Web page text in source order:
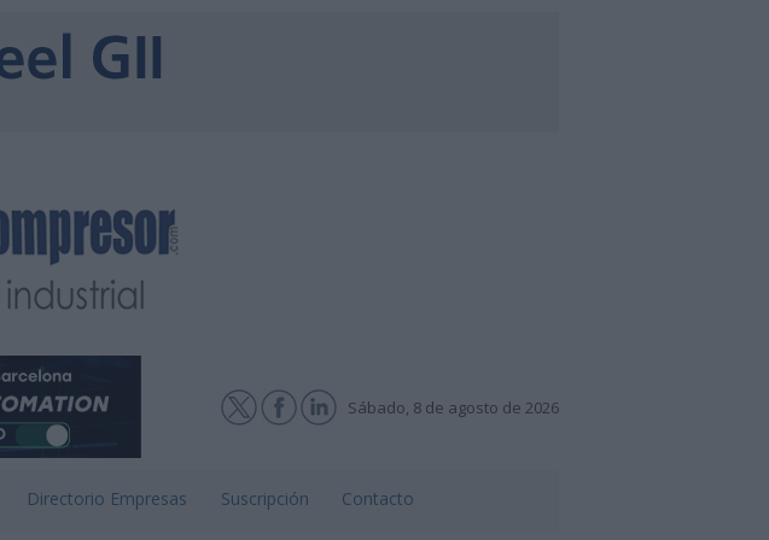
Sábado, 8 de agosto de 2026
Directorio Empresas Suscripción Contacto